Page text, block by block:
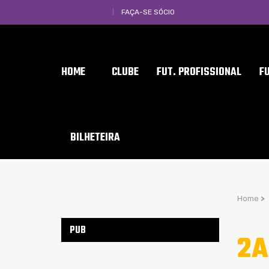
FAÇA-SE SÓCIO
HOME CLUBE FUT. PROFISSIONAL
BILHETEIRA
Home >
PUB